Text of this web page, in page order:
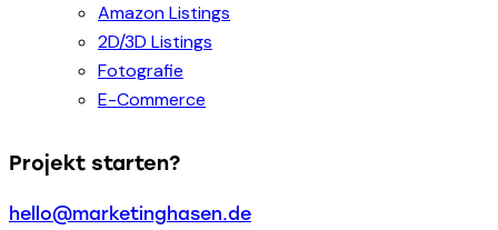
Amazon Listings
2D/3D Listings
Fotografie
E-Commerce
Projekt starten?
hello@marketinghasen.de